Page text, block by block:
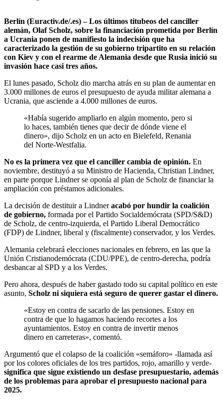
Berlín (Euractiv.de/.es) – Los últimos titubeos del canciller
alemán, Olaf Scholz, sobre la financiación prometida por Berlín
a Ucrania ponen de manifiesto la indecisión que ha
caracterizado la gestión de su gobierno tripartito en su relación
con Kiev y con el rearme de Alemania desde que Rusia inició su
invasión hace casi tres años.
El lunes pasado, Scholz dio marcha atrás en su plan de aumentar en
3.000 millones de euros el presupuesto de ayuda militar alemana a
Ucrania, que asciende a 4.000 millones de euros.
«Había sugerido ampliarlo en algún momento, pero si
lo haces, también tienes que decir de dónde viene el
dinero», dijo Scholz en un acto en Bielefeld, Renania
del Norte-Westfalia.
No es la primera vez que el canciller cambia de opinión. En
noviembre, destituyó a su Ministro de Hacienda, Christian Lindner,
en parte porque Lindner se oponía al plan de Scholz de financiar la
ampliación con préstamos adicionales.
La decisión de destituir a Lindneracabó por hundir la coalición
de gobierno, formada por el Partido Socialdemócrata (SPD/S&D)
de Scholz, de centro-izquierda, el Partido Liberal Democrático
(FDP) de Lindner, liberal y (fiscalmente) conservador, y los Verdes.
Alemania celebrará elecciones nacionales en febrero, en las que la
Unión Cristianodemócrata (CDU/PPE), de centro-derecha, podría
desbancar al SPD y a los Verdes.
Pero ahora, después de haber gastado todo su capital político en este
asunto, Scholz ni siquiera está seguro de querer gastar el dinero.
«Estoy en contra de sacarlo de las pensiones. Estoy en
contra de que lo hagamos haciendo recortes a los
ayuntamientos. Estoy en contra de invertir menos
dinero en carreteras», comentó.
Argumentó que el colapso de la coalición «semáforo» -llamada así
por los colores oficiales de los tres partidos, rojo, amarillo y verde-
significa que sigue existiendo un desfase presupuestario, además
de los problemas para aprobar el presupuesto nacional para
2025.